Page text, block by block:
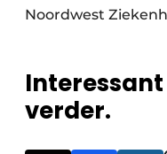
Noordwest
verder.